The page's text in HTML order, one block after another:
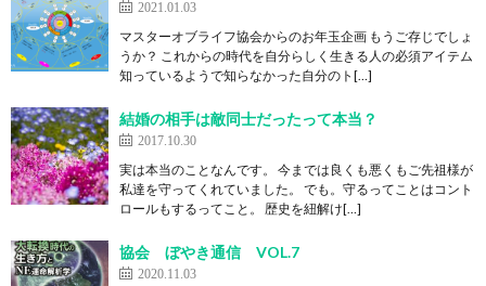
2021.01.03
マスターオブライフ協会からのお年玉企画 もうご存じでしょ
うか？ これからの時代を自分らしく生きる人の必須アイテム
知っているようで知らなかった自分のト[…]
結婚の相手は敵同士だったって本当？
2017.10.30
実は本当のことなんです。 今までは良くも悪くもご先祖様が
私達を守ってくれていました。 でも。守るってことはコント
ロールもするってこと。 歴史を紐解け[…]
協会 ぼやき通信 VOL.7
2020.11.03